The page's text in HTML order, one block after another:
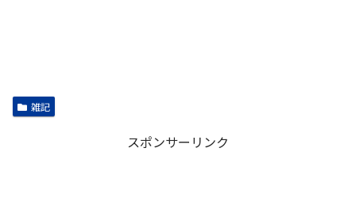
雑記
スポンサーリンク